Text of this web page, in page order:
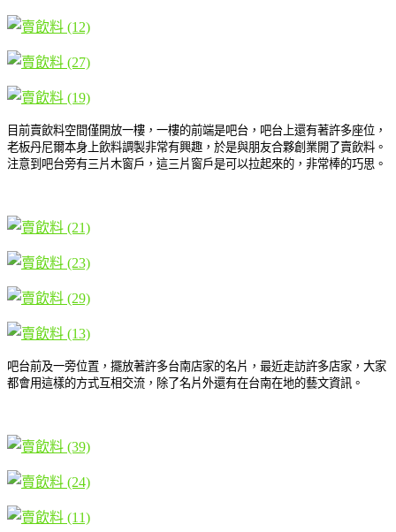
目前賣飲料空間僅開放一樓，一樓的前端是吧台，吧台上還有著許多座位，
老板丹尼爾本身上飲料調製非常有興趣，於是與朋友合夥創業開了賣飲料。
注意到吧台旁有三片木窗戶，這三片窗戶是可以拉起來的，非常棒的巧思。
吧台前及一旁位置，擺放著許多台南店家的名片，最近走訪許多店家，大家
都會用這樣的方式互相交流，除了名片外還有在台南在地的藝文資訊。